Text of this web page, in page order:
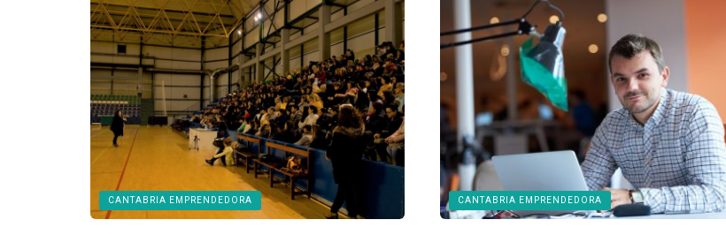
CANTABRIA EMPRENDEDORA CANTABRIA EMPRENDEDORA